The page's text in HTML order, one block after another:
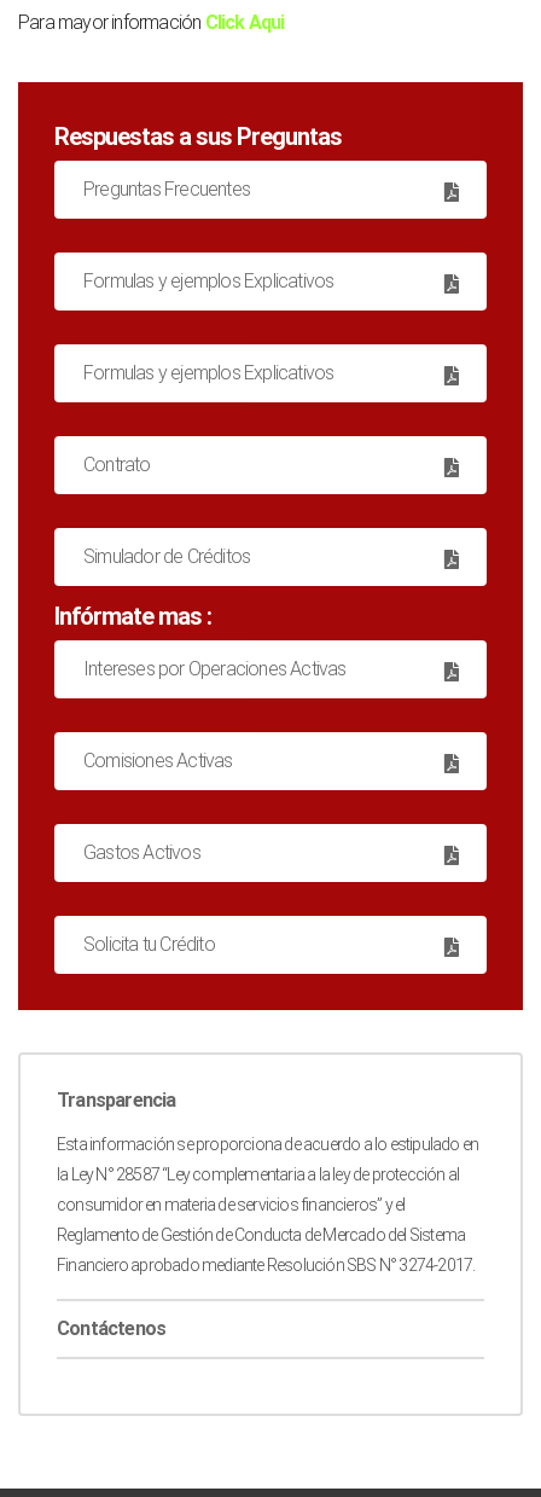
Para mayor información Click Aqui
Respuestas a sus Preguntas
Preguntas Frecuentes
Formulas y ejemplos Explicativos
Formulas y ejemplos Explicativos
Contrato
Simulador de Créditos
Infórmate mas :
Intereses por Operaciones Activas
Comisiones Activas
Gastos Activos
Solicita tu Crédito
Transparencia
Esta información se proporciona de acuerdo a lo estipulado en
la Ley N° 28587 “Ley complementaria a la ley de protección al
consumidor en materia de servicios financieros” y el
Reglamento de Gestión de Conducta de Mercado del Sistema
Financiero aprobado mediante Resolución SBS N° 3274-2017.
Contáctenos